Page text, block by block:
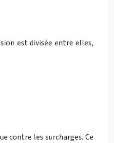
est divisée entre elles,
contre les surcharges. Ce